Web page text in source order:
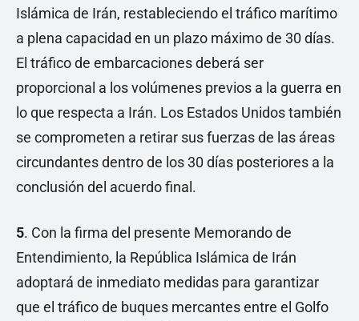
Islámica de Irán, restableciendo el tráfico marítimo
a plena capacidad en un plazo máximo de 30 días.
El tráfico de embarcaciones deberá ser
proporcional a los volúmenes previos a la guerra en
lo que respecta a Irán. Los Estados Unidos también
se comprometen a retirar sus fuerzas de las áreas
circundantes dentro de los 30 días posteriores a la
conclusión del acuerdo final.
5. Con la firma del presente Memorando de
Entendimiento, la República Islámica de Irán
adoptará de inmediato medidas para garantizar
que el tráfico de buques mercantes entre el Golfo